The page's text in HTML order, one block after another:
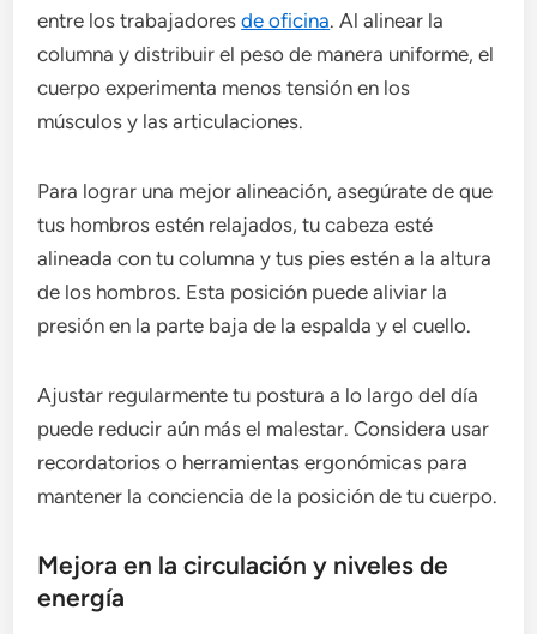
entre los trabajadoresde oficina. Al alinear la
columna y distribuir el peso de manera uniforme, el
cuerpo experimenta menos tensión en los
músculos y las articulaciones.
Para lograr una mejor alineación, asegúrate de que
tus hombros estén relajados, tu cabeza esté
alineada con tu columna y tus pies estén a la altura
de los hombros. Esta posición puede aliviar la
presión en la parte baja de la espalda y el cuello.
Ajustar regularmente tu postura a lo largo del día
puede reducir aún más el malestar. Considera usar
recordatorios o herramientas ergonómicas para
mantener la conciencia de la posición de tu cuerpo.
Mejora en la circulación y niveles de
energía